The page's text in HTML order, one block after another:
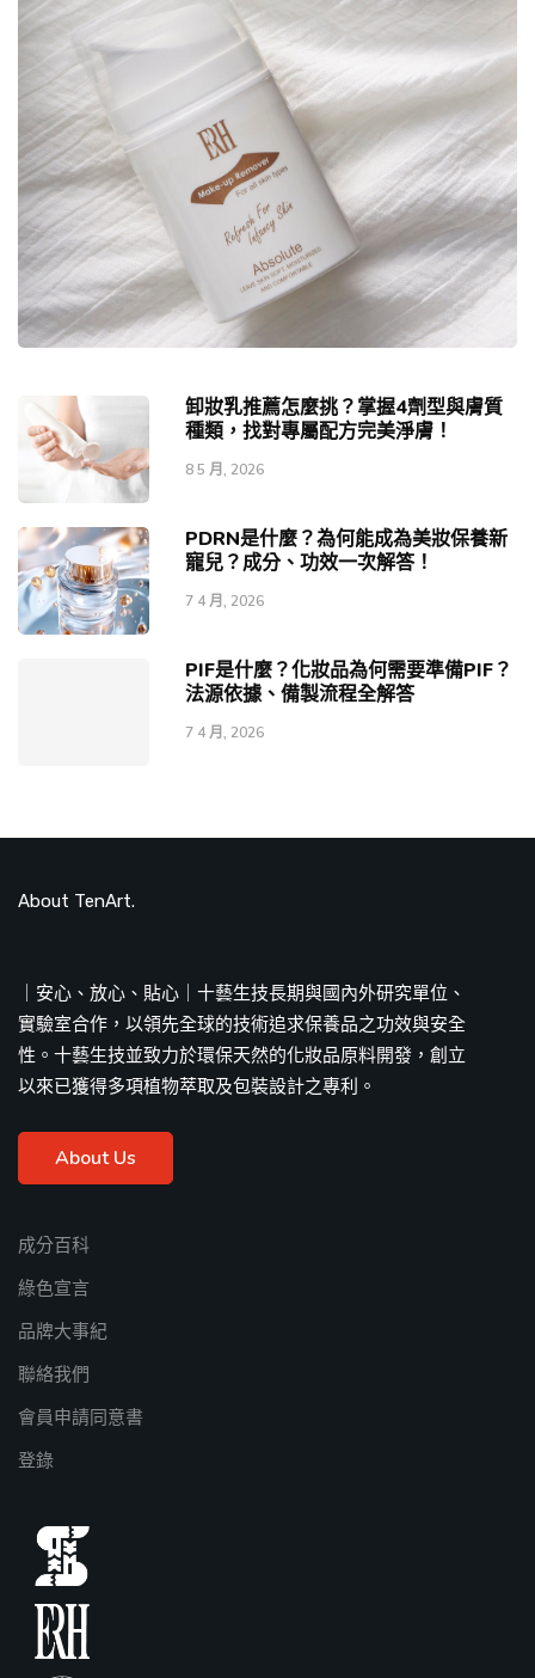
卸妝乳推薦怎麼挑？掌握4劑型與膚質
種類，找對專屬配方完美淨膚！
8 5 月, 2026
PDRN是什麼？為何能成為美妝保養新
寵兒？成分、功效一次解答！
7 4 月, 2026
PIF是什麼？化妝品為何需要準備PIF？
法源依據、備製流程全解答
7 4 月, 2026
About TenArt.
｜安心、放心、貼心｜十藝生技長期與國內外研究單位、
實驗室合作，以領先全球的技術追求保養品之功效與安全
性。十藝生技並致力於環保天然的化妝品原料開發，創立
以來已獲得多項植物萃取及包裝設計之專利。
About Us
成分百科
綠色宣言
品牌大事紀
聯絡我們
會員申請同意書
登錄